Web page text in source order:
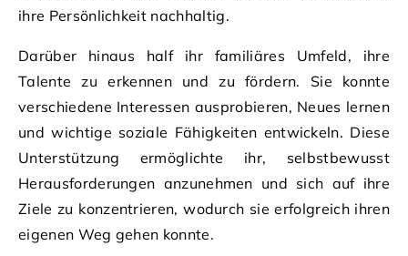
ihre Persönlichkeit nachhaltig.
Darüber hinaus half ihr familiäres Umfeld, ihre
Talente zu erkennen und zu fördern. Sie konnte
verschiedene Interessen ausprobieren, Neues lernen
und wichtige soziale Fähigkeiten entwickeln. Diese
Unterstützung ermöglichte ihr, selbstbewusst
Herausforderungen anzunehmen und sich auf ihre
Ziele zu konzentrieren, wodurch sie erfolgreich ihren
eigenen Weg gehen konnte.